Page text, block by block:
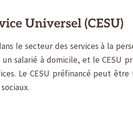
Universel (CESU)
le secteur des services à la
salarié à domicile, et le CESU
Le CESU préfinancé peut